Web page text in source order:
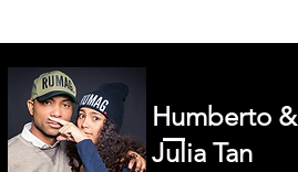
Humberto &
Julia Tan